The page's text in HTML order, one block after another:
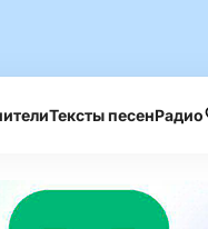
Тексты песенРадио